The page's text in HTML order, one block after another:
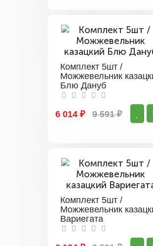
Комплект 5шт /
Можжевельник
Блю Дануб
6 014 ₽ 9 591 ₽
Комплект 5шт /
Можжевельник
Вариегата